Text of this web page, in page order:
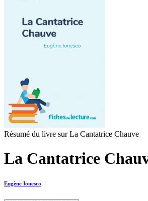
Résumé du livre sur La Cantatrice Chauve
La Cantatrice
Eugène Ionesco